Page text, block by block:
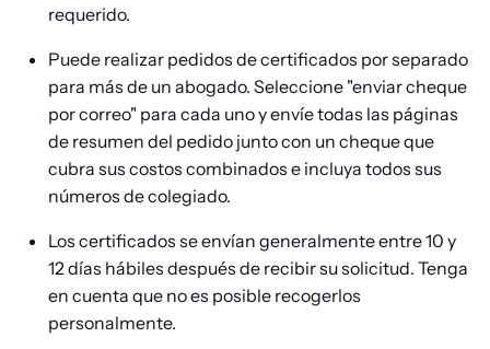
requerido.
Puede realizar pedidos de certificados por separado
para más de un abogado. Seleccione "enviar cheque
por correo" para cada uno y envíe todas las páginas
de resumen del pedido junto con un cheque que
cubra sus costos combinados e incluya todos sus
números de colegiado.
Los certificados se envían generalmente entre 10 y
12 días hábiles después de recibir su solicitud. Tenga
en cuenta que no es posible recogerlos
personalmente.